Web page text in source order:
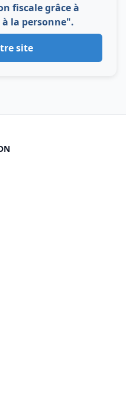
fiscale grâce à
la personne".
site